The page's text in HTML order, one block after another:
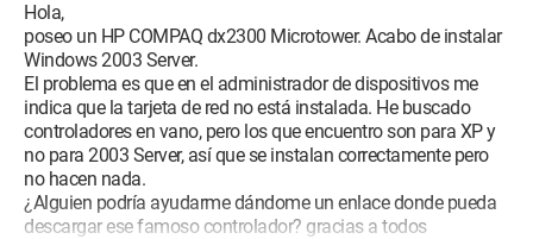
Hola,
poseo un HP COMPAQ dx2300 Microtower. Acabo de instalar
Windows 2003 Server.
El problema es que en el administrador de dispositivos me
indica que la tarjeta de red no está instalada. He buscado
controladores en vano, pero los que encuentro son para XP y
no para 2003 Server, así que se instalan correctamente pero
no hacen nada.
¿Alguien podría ayudarme dándome un enlace donde pueda
descargar ese famoso controlador? gracias a todos